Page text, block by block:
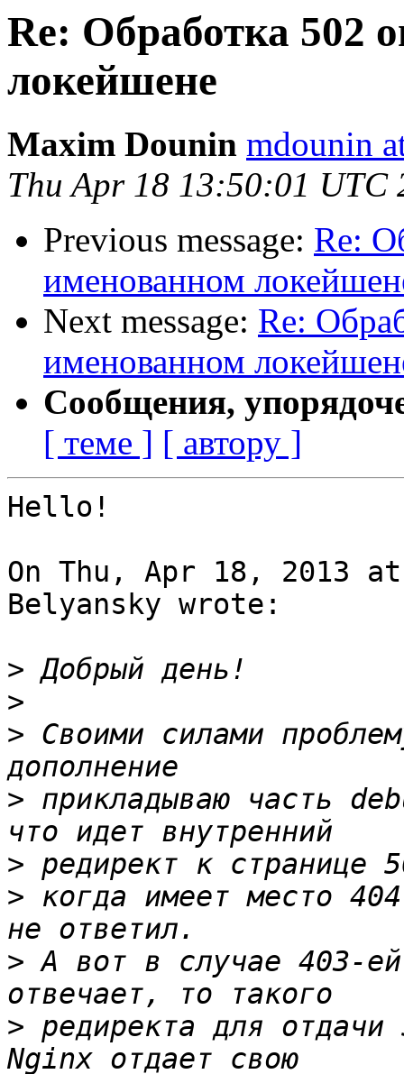
Re: Обработка 502
локейшене
Maxim Dounin mdounin
Thu Apr 18 13:50:01 UTC
Previous message: Re:
именованном
Next message: Re:
именованном
Сообщения,
[ теме ] [ автору ]
Hello!
On Thu, Apr 18, 2013
Belyansky wrote:
>
>
> Своими силами
> прикладываю часть
>
> когда имеет место
> А вот в случае 403-
> редиректа для